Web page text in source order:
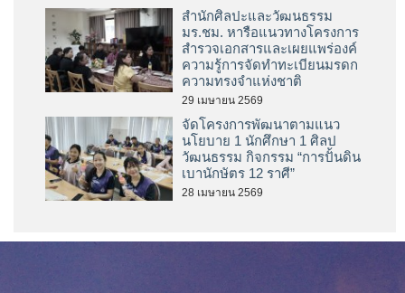
สำนักศิลปะและวัฒนธรรม
มร.ชม. หารือแนวทางโครงการ
สำรวจเอกสารและเผยแพร่องค์
ความรู้การจัดทำทะเบียนมรดก
ความทรงจำแห่งชาติ
29 เมษายน 2569
จัดโครงการพัฒนาตามแนว
นโยบาย 1 นักศึกษา 1 ศิลป
วัฒนธรรม กิจกรรม “การปั้นดิน
เบานักษัตร 12 ราศี”
28 เมษายน 2569